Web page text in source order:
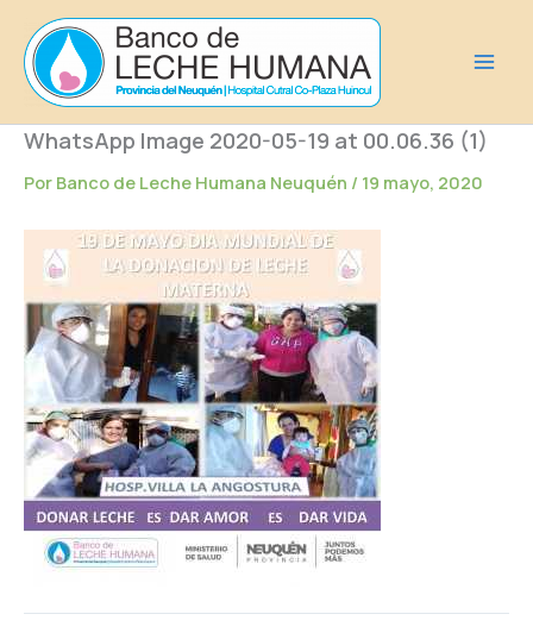
contenido
WhatsApp Image 2020-05-19 at 00.06.36 (1)
Por Banco de Leche Humana Neuquén / 19 mayo, 2020